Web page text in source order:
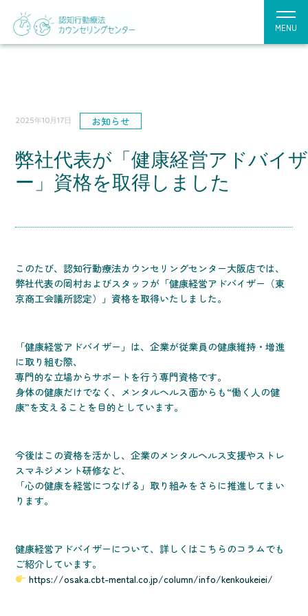
MENU
2025年10月17日 お知らせ
弊社代表が「健康経営アドバイザ
ー」資格を取得しました
このたび、認知行動療法カウンセリングセンター大阪店では、
弊社代表の岡村およびスタッフが「健康経営アドバイザー（東
京商工会議所認定）」資格を取得いたしました。
「健康経営アドバイザー」は、企業が従業員の健康維持・増進
に取り組む際、
専門的な立場からサポートを行う専門資格です。
身体の健康だけでなく、メンタルヘルス面からも“働く人の健
康”を支えることを目的としています。
今後はこの資格を活かし、企業のメンタルヘルス支援やストレ
スマネジメント研修など、
「心の健康を経営につなげる」取り組みをさらに推進してまい
ります。
健康経営アドバイザーについて、詳しくはこちらのコラムでも
ご紹介しています。
https://osaka.cbt-mental.co.jp/column/info/kenkoukeiei/